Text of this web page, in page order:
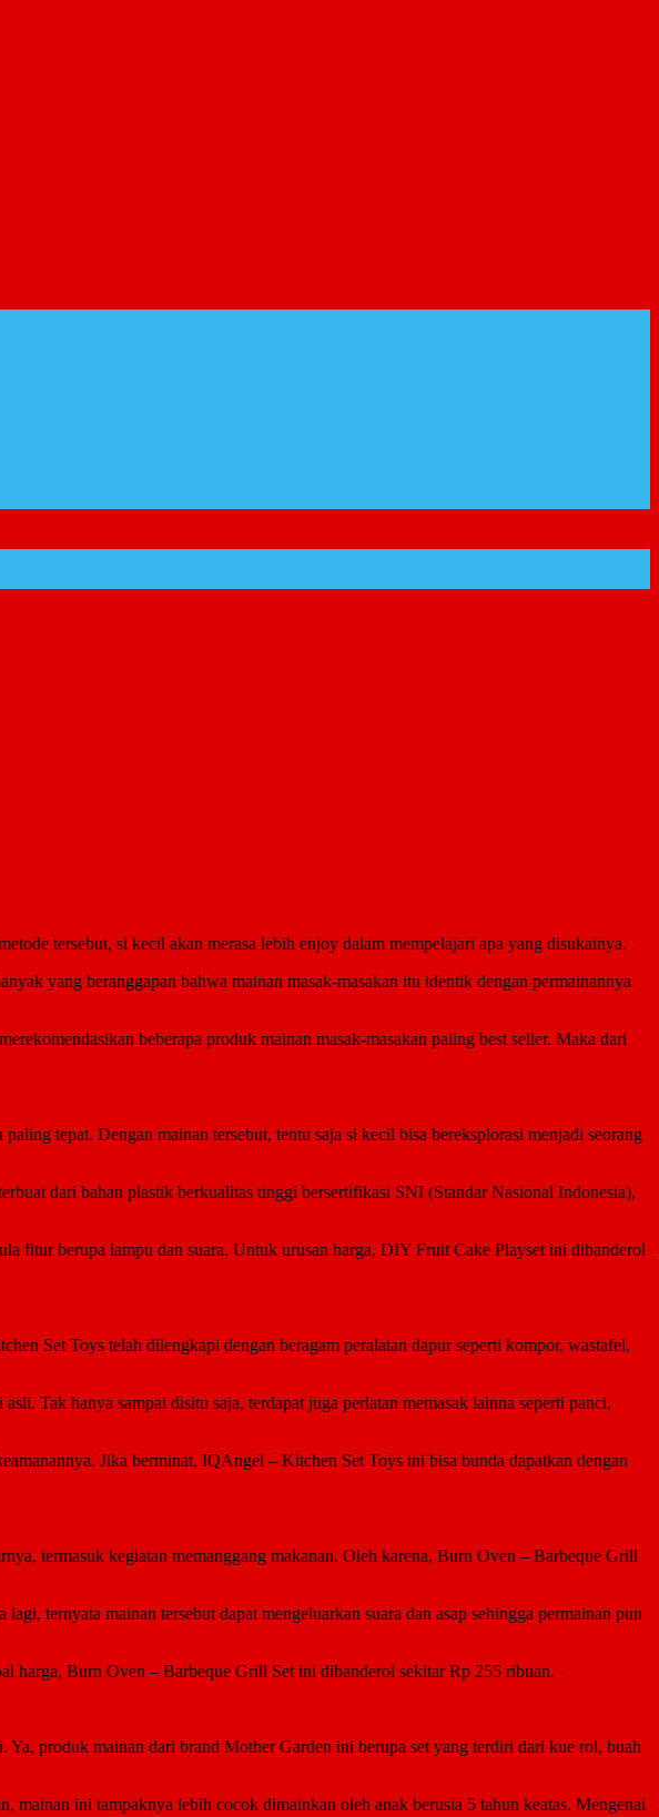
tersebut, si kecil akan merasa lebih enjoy dalam mempelajari apa yang disukainya.
yang beranggapan bahwa mainan masak-masakan itu identik dengan permainannya
beberapa produk mainan masak-masakan paling best seller. Maka dari
tepat. Dengan mainan tersebut, tentu saja si kecil bisa bereksplorasi menjadi seorang
dari bahan plastik berkualitas tinggi bersertifikasi SNI (Standar Nasional Indonesia),
fitur berupa lampu dan suara. Untuk urusan harga, DIY Fruit Cake Playset ini dibanderol
Set Toys telah dilengkapi dengan beragam peralatan dapur seperti kompor, wastafel,
Tak hanya sampai disitu saja, terdapat juga perlatan memasak lainna seperti panci,
Jika berminat, IQAngel – Kitchen Set Toys ini bisa bunda dapatkan dengan
termasuk kegiatan memanggang makanan. Oleh karena, Burn Oven – Barbeque Grill
ternyata mainan tersebut dapat mengeluarkan suara dan asap sehingga permainan pun
harga, Burn Oven – Barbeque Grill Set ini dibanderol sekitar Rp 255 ribuan.
produk mainan dari brand Mother Garden ini berupa set yang terdiri dari kue rol, buah
mainan ini tampaknya lebih cocok dimainkan oleh anak berusia 5 tahun keatas. Mengenai